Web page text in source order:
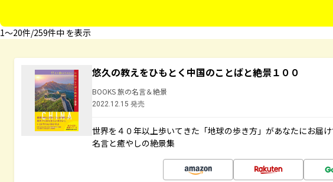
1〜20件/259件中 を表示
悠久の教えをひもとく中国のことばと絶景１００
BOOKS 旅の名言＆絶景
2022.12.15 発売
世界を４０年以上歩いてきた「地球の歩き方」があなたにお届
名言と癒やしの絶景集